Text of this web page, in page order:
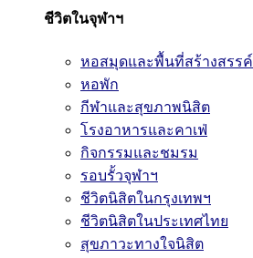
ชีวิตในจุฬาฯ
หอสมุดและพื้นที่สร้างสรรค์
หอพัก
กีฬาและสุขภาพนิสิต
โรงอาหารและคาเฟ่
กิจกรรมและชมรม
รอบรั้วจุฬาฯ
ชีวิตนิสิตในกรุงเทพฯ
ชีวิตนิสิตในประเทศไทย
สุขภาวะทางใจนิสิต